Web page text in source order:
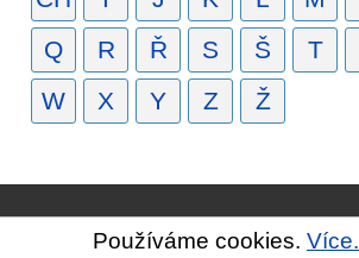
Q
R Ř S Š T
W
X Y Z Ž
Používáme cookies. Více.